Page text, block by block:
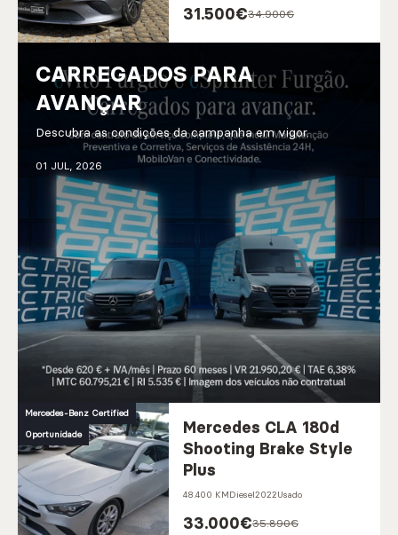
34.900€
31.500€
CARREGADOS PARA
AVANÇAR
Descubra as condições da campanha em vigor.
01 JUL, 2026
Mercedes-Benz Certified
Oportunidade
Mercedes CLA 180d
Shooting Brake Style
Plus
48.400 KMDiesel2022Usado
35.890€
33.000€